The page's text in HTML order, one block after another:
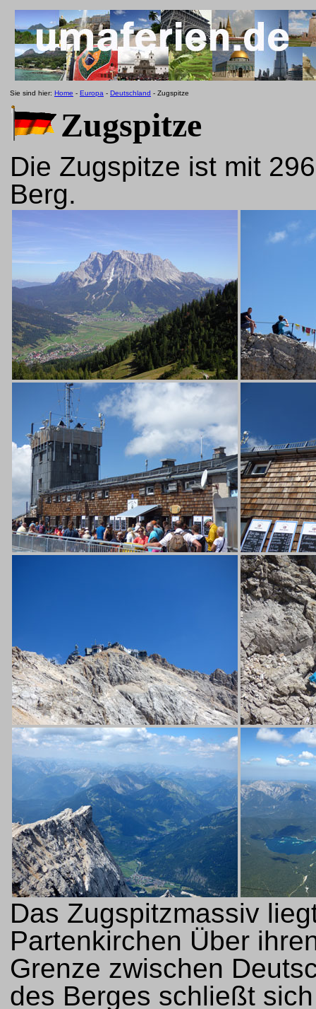
Sie sind hier: Home - Europa - Deutschland - Zugspitze
Zugspitze
Die Zugspitze ist mit
Berg.
Das Zugspitzmassiv
Partenkirchen Über
Grenze zwischen
des Berges schließt